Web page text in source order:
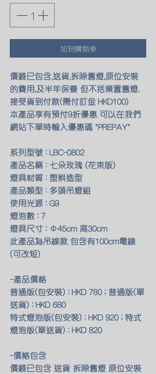
加到購物車
價錢已包含,送貨,拆除舊燈,原位安裝
的費用,及半年保養 但不括棄置舊燈.
接受貨到付款(需付訂金 HKD100)
本產品享有預付9折優惠 可以在我們
網站下單時輸入優惠碼 "PREPAY"
系列型號 : LBC-0802
產品名稱 : 七朵玫瑰 (花束版)
燈具材質 : 塑料造型
產品類型 : 多頭吊燈組
使用光源 : G9
燈泡數 : 7
燈具尺寸 : Φ45cm 高30cm
此產品為吊線款 包含有100cm電線
(可改短)
-產品價格
普通版(包安裝) : HKD 780 ; 普通版(單
送貨) : HKD 680
特式燈泡版(包安裝) : HKD 920 ; 特式
燈泡版(單送貨) : HKD 820
-價格包含
價錢已包含 送貨 拆除舊燈 原位安裝